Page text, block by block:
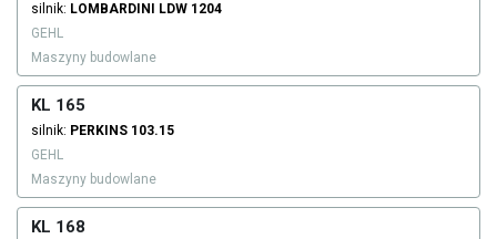
silnik: LOMBARDINI
LDW 1204
GEHL
Maszyny budowlane
KL 165
silnik: PERKINS 103.15
GEHL
Maszyny budowlane
KL 168